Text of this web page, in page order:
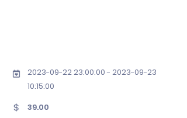
2023-09-22 23:00:00 - 2023-09-23
10:15:00
39.00